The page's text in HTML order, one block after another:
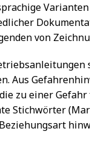
von
Aus
zu einer
Stichwörter